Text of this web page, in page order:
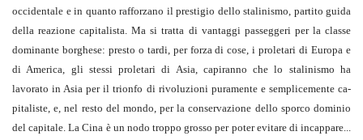
occidentale e in quanto rafforzano il prestigio dello stalinismo, partito guida
del­la reazione capitalista. Ma si tratta di van­taggi passeggeri per la classe
dominante bor­ghese: presto o tardi, per forza di cose, i proletari di Europa e
di America, gli stessi proletari di Asia, capiranno che lo stalini­smo ha
lavorato in Asia per il trionfo di ri­voluzioni puramente e semplicemente ca­
pitaliste, e, nel resto del mondo, per la con­servazione dello sporco dominio
del capi­tale. La Cina è un nodo troppo grosso per poter evitare di incappare...